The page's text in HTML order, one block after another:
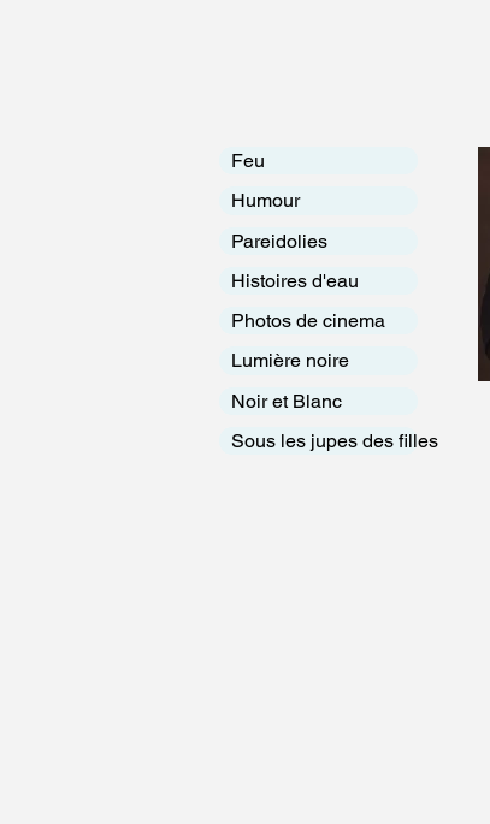
Feu
Humour
Pareidolies
Histoires d'eau
Photos de cinema
Lumière noire
Noir et Blanc
Sous les jupes des filles